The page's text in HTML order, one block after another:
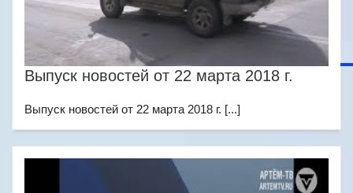
Выпуск новостей от 22 марта 2018 г.
Выпуск новостей от 22 марта 2018 г. [...]